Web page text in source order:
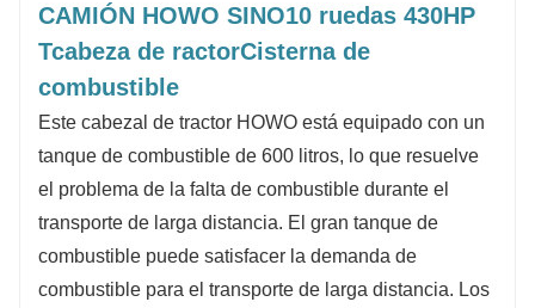
CAMIÓN HOWO SINO10 ruedas 430HP
Tcabeza de ractorCisterna de
combustible
Este cabezal de tractor HOWO está equipado con un
tanque de combustible de 600 litros, lo que resuelve
el problema de la falta de combustible durante el
transporte de larga distancia. El gran tanque de
combustible puede satisfacer la demanda de
combustible para el transporte de larga distancia. Los